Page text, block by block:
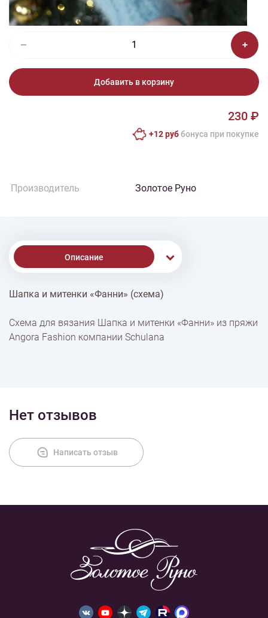
230 ₽
Добавить в корзину
230 ₽
+12 руббонусa при покупке
Производитель Золотое Руно
Описание
% Скидки
Доставка
Шапка и митенки «Фанни» (схема)
Схема для вязания Шапка и митенки «Фанни» из пряжи
Angora Fashion компании Schulana
Нет отзывов
Написать отзыв